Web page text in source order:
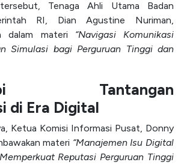
Tenaga Ahli Utama Badan
RI, Dian Agustine Nuriman,
dalam materi “Navigasi Komunikasi
Simulasi bagi Perguruan Tinggi dan
Tantangan
di Era Digital
Ketua Komisi Informasi Pusat, Donny
materi “Manajemen Isu Digital
Reputasi Perguruan Tinggi